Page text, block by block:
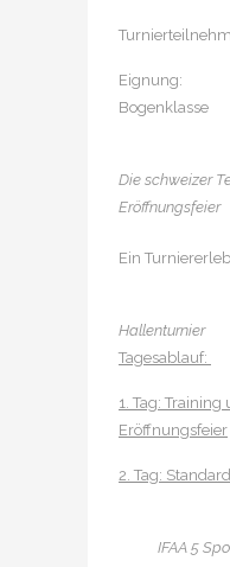
Bogenklasse
Die schweizer
Eröffnungsfeier
Ein
Hallenturnier
Tagesablauf:
1. Tag:
Eröffnungsfeier
2. Tag:
IFAA 5